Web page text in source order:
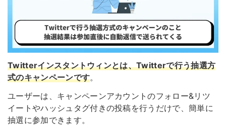
Twitterインスタントウィンとは、Twitterで行う抽選方
式のキャンペーンです。
ユーザーは、キャンペーンアカウントのフォロー&リツ
イートやハッシュタグ付きの投稿を行うだけで、簡単に
抽選に参加できます。